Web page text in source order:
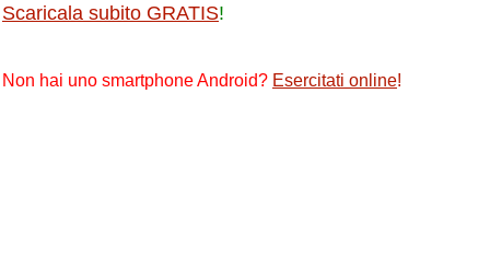
Scaricala subito GRATIS!
Non hai uno smartphone Android? Esercitati online!